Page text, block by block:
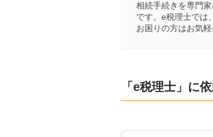
相続手続きを専門
です。e税理士では
お困りの方はお気
「e税理士」に